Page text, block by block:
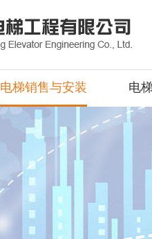
电梯销售与安装 电